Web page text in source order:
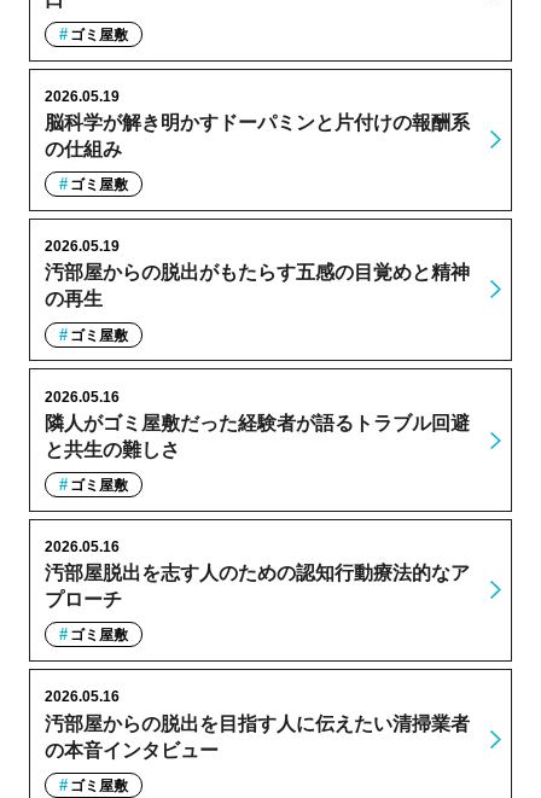
ゴミ屋敷
脳科学が解き明かすドーパミンと片付けの報酬系
の仕組み
2026.05.19
ゴミ屋敷
汚部屋からの脱出がもたらす五感の目覚めと精神
の再生
2026.05.19
ゴミ屋敷
隣人がゴミ屋敷だった経験者が語るトラブル回避
と共生の難しさ
2026.05.16
ゴミ屋敷
汚部屋脱出を志す人のための認知行動療法的なア
プローチ
2026.05.16
ゴミ屋敷
汚部屋からの脱出を目指す人に伝えたい清掃業者
の本音インタビュー
2026.05.16
ゴミ屋敷